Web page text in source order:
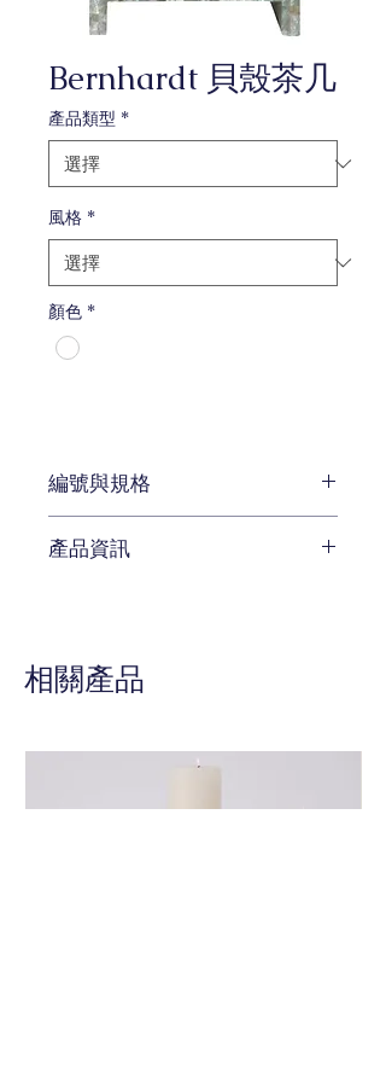
Bernhardt 貝殼茶几
產品類型 *
風格 *
顏色 *
編號與規格
產品資訊
相關產品